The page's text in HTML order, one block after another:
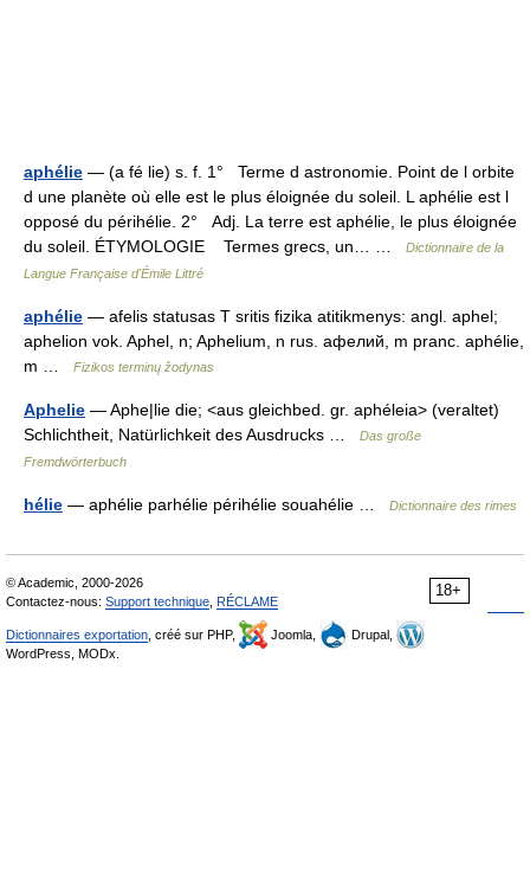
aphélie — (a fé lie) s. f. 1° Terme d astronomie. Point de l orbite
d une planète où elle est le plus éloignée du soleil. L aphélie est l
opposé du périhélie. 2° Adj. La terre est aphélie, le plus éloignée
du soleil. ÉTYMOLOGIE Termes grecs, un… …
Dictionnaire de la
Langue Française d'Émile Littré
aphélie — afelis statusas T sritis fizika atitikmenys: angl. aphel;
aphelion vok. Aphel, n; Aphelium, n rus. афелий, m pranc. aphélie,
m …
Fizikos terminų žodynas
Aphelie — Aphe|lie die; <aus gleichbed. gr. aphéleia> (veraltet)
Schlichtheit, Natürlichkeit des Ausdrucks …
Das große
Fremdwörterbuch
hélie — aphélie parhélie périhélie souahélie … Dictionnaire des rimes
18+
© Academic, 2000-2026
Contactez-nous: Support technique RÉCLAME
Dictionnaires exportation , créé sur PHP, Joomla,
Drupal,
WordPress, MODx.